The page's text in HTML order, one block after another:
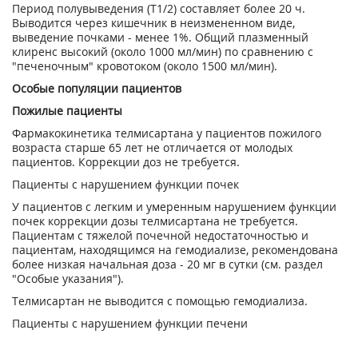
Период полувыведения (Т1/2) составляет более 20 ч.
Выводится через кишечник в неизмененном виде,
выведение почками - менее 1%. Общий плазменный
клиренс высокий (около 1000 мл/мин) по сравнению с
"печеночным" кровотоком (около 1500 мл/мин).
Особые популяции пациентов
Пожилые пациенты
Фармакокинетика телмисартана у пациентов пожилого
возраста старше 65 лет не отличается от молодых
пациентов. Коррекции доз не требуется.
Пациенты с нарушением функции почек
У пациентов с легким и умеренным нарушением функции
почек коррекции дозы телмисартана не требуется.
Пациентам с тяжелой почечной недостаточностью и
пациентам, находящимся на гемодиализе, рекомендована
более низкая начальная доза - 20 мг в сутки (см. раздел
"Особые указания").
Телмисартан не выводится с помощью гемодиализа.
Пациенты с нарушением функции печени